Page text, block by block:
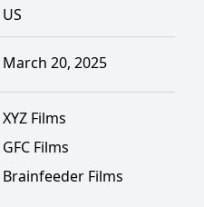
US
March 20, 2025
XYZ Films
GFC Films
Brainfeeder Films